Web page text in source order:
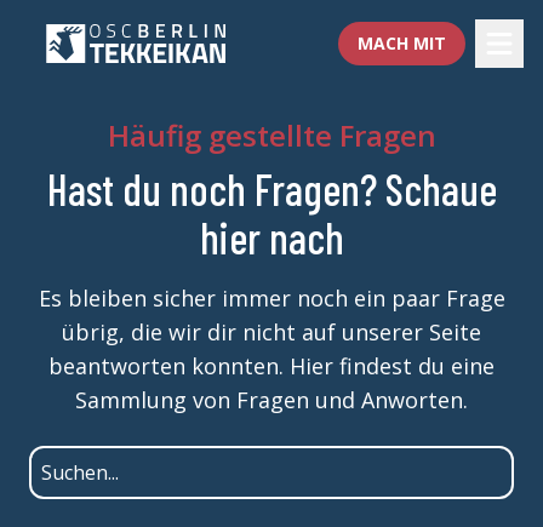
MACH MIT
Häufig gestellte Fragen
Hast du noch Fragen? Schaue
hier nach
Es bleiben sicher immer noch ein paar Frage
übrig, die wir dir nicht auf unserer Seite
beantworten konnten. Hier findest du eine
Sammlung von Fragen und Anworten.